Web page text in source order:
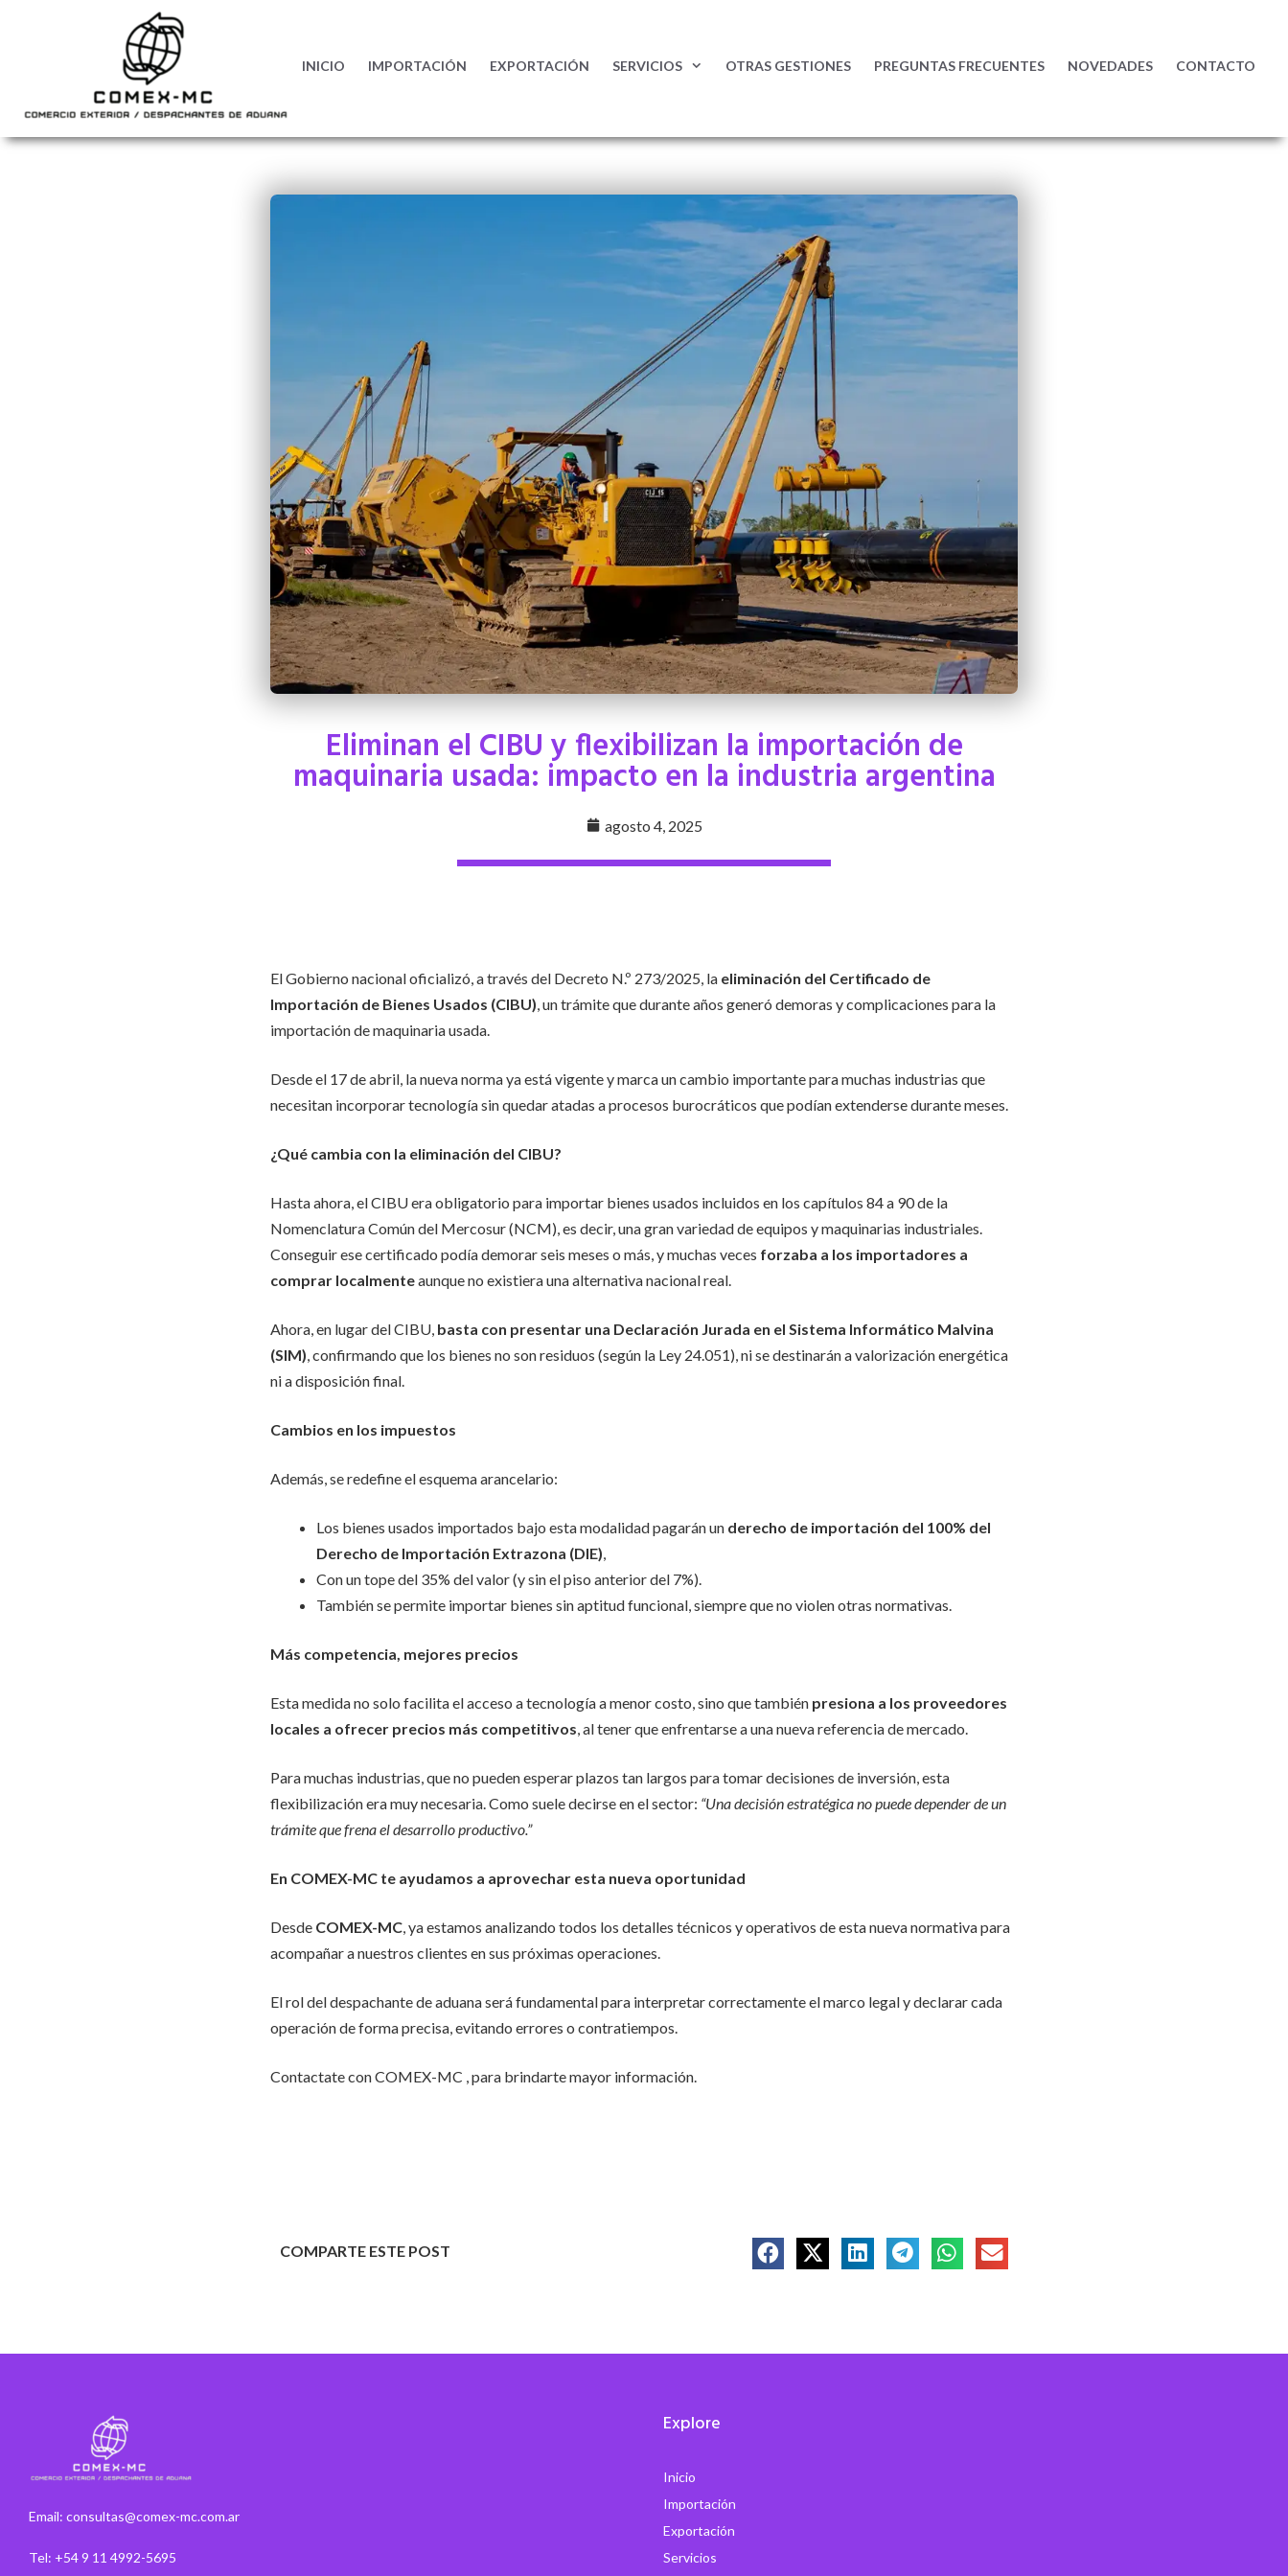
INICIO IMPORTACIÓN EXPORTACIÓN SERVICIOS OTRAS GESTIONES PREGUNTAS FRECUENTES NOVEDADES CONTACTO
Eliminan el CIBU y flexibilizan la importación de
maquinaria usada: impacto en la industria argentina
agosto 4, 2025
El Gobierno nacional oficializó, a través del Decreto N.º 273/2025, la eliminación del Certificado de
Importación de Bienes Usados (CIBU) , un trámite que durante años generó demoras y complicaciones para la
importación de maquinaria usada.
Desde el 17 de abril, la nueva norma ya está vigente y marca un cambio importante para muchas industrias que
necesitan incorporar tecnología sin quedar atadas a procesos burocráticos que podían extenderse durante meses.
¿Qué cambia con la eliminación del CIBU?
Hasta ahora, el CIBU era obligatorio para importar bienes usados incluidos en los capítulos 84 a 90 de la
Nomenclatura Común del Mercosur (NCM), es decir, una gran variedad de equipos y maquinarias industriales.
Conseguir ese certificado podía demorar seis meses o más, y muchas veces forzaba a los importadores a
comprar localmenteaunque no existiera una alternativa nacional real.
Ahora, en lugar del CIBU, basta con presentar una Declaración Jurada en el Sistema Informático Malvina
(SIM) , confirmando que los bienes no son residuos (según la Ley 24.051), ni se destinarán a valorización energética
ni a disposición final.
Cambios en los impuestos
Además, se redefine el esquema arancelario:
Los bienes usados importados bajo esta modalidad pagarán un derecho de importación del 100% del
Derecho de Importación Extrazona (DIE)
Con un tope del 35% del valor (y sin el piso anterior del 7%).
También se permite importar bienes sin aptitud funcional, siempre que no violen otras normativas.
Más competencia, mejores precios
Esta medida no solo facilita el acceso a tecnología a menor costo, sino que también presiona a los proveedores
locales a ofrecer precios más competitivos , al tener que enfrentarse a una nueva referencia de mercado.
Para muchas industrias, que no pueden esperar plazos tan largos para tomar decisiones de inversión, esta
flexibilización era muy necesaria. Como suele decirse en el sector: “Una decisión estratégica no puede depender de un
trámite que frena el desarrollo productivo.”
En COMEX-MC te ayudamos a aprovechar esta nueva oportunidad
Desde COMEX-MC , ya estamos analizando todos los detalles técnicos y operativos de esta nueva normativa para
acompañar a nuestros clientes en sus próximas operaciones.
El rol del despachante de aduana será fundamental para interpretar correctamente el marco legal y declarar cada
operación de forma precisa, evitando errores o contratiempos.
Contactate con COMEX-MC , para brindarte mayor información.
COMPARTE ESTE POST
Email: consultas@comex-mc.com.ar
Tel: +54 9 11 4992-5695
Explore
Inicio
Importación
Exportación
Servicios